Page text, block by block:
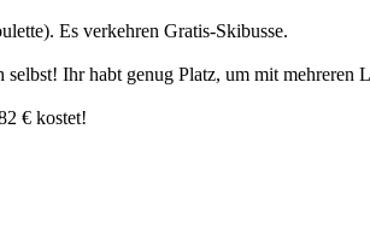
Es verkehren Gratis-Skibusse.
Ihr habt genug Platz, um mit mehreren
€ kostet!